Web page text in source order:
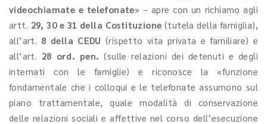
videochiamate e telefonate» – apre con un richiamo agli
artt. 29, 30 e 31 della Costituzione (tutela della famiglia),
all’art. 8 della CEDU (rispetto vita privata e familiare) e
all’art. 28 ord. pen.(sulle relazioni dei detenuti e degli
internati con le famiglie) e riconosce la «funzione
fondamentale che i colloqui e le telefonate assumono sul
piano trattamentale, quale modalità di conservazione
delle relazioni sociali e affettive nel corso dell’esecuzione